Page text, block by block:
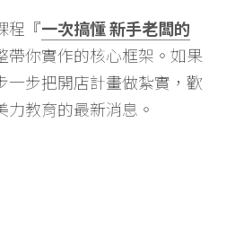
程『一次搞懂 新手老闆的
帶你實作的核心框架。如果
一步把開店計畫做紮實，歡
教育的最新消息。